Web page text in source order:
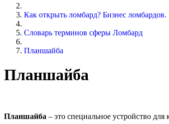
Как открыть ломбард? Бизнес ломбардов.
Словарь терминов сферы Ломбард
Планшайба
Планшайба
Планшайба – это специальное устройство